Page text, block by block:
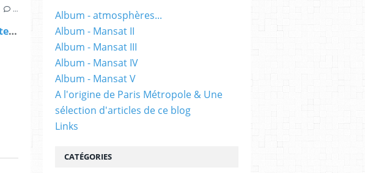
…
A 3 jours de l'hommage à Josette & Maurice Audin, revoir ce débat présenté par Gilles Manceron
Album - atmosphères...
Album - Mansat II
Album - Mansat III
Album - Mansat IV
Album - Mansat V
A l'origine de Paris Métropole & Une
sélection d'articles de ce blog
Links
CATÉGORIES